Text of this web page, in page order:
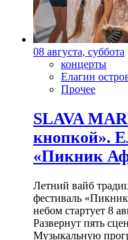
08 августа, суббота
концерты
Елагин
Прочее
SLAVA
кнопкой».
«Пикник
Летний вайб
фестиваль
небом стартует 8
Развернут пять
Музыкальную